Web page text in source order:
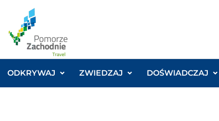
ODKRYWAJ ZWIEDZAJ DOŚWIADCZAJ